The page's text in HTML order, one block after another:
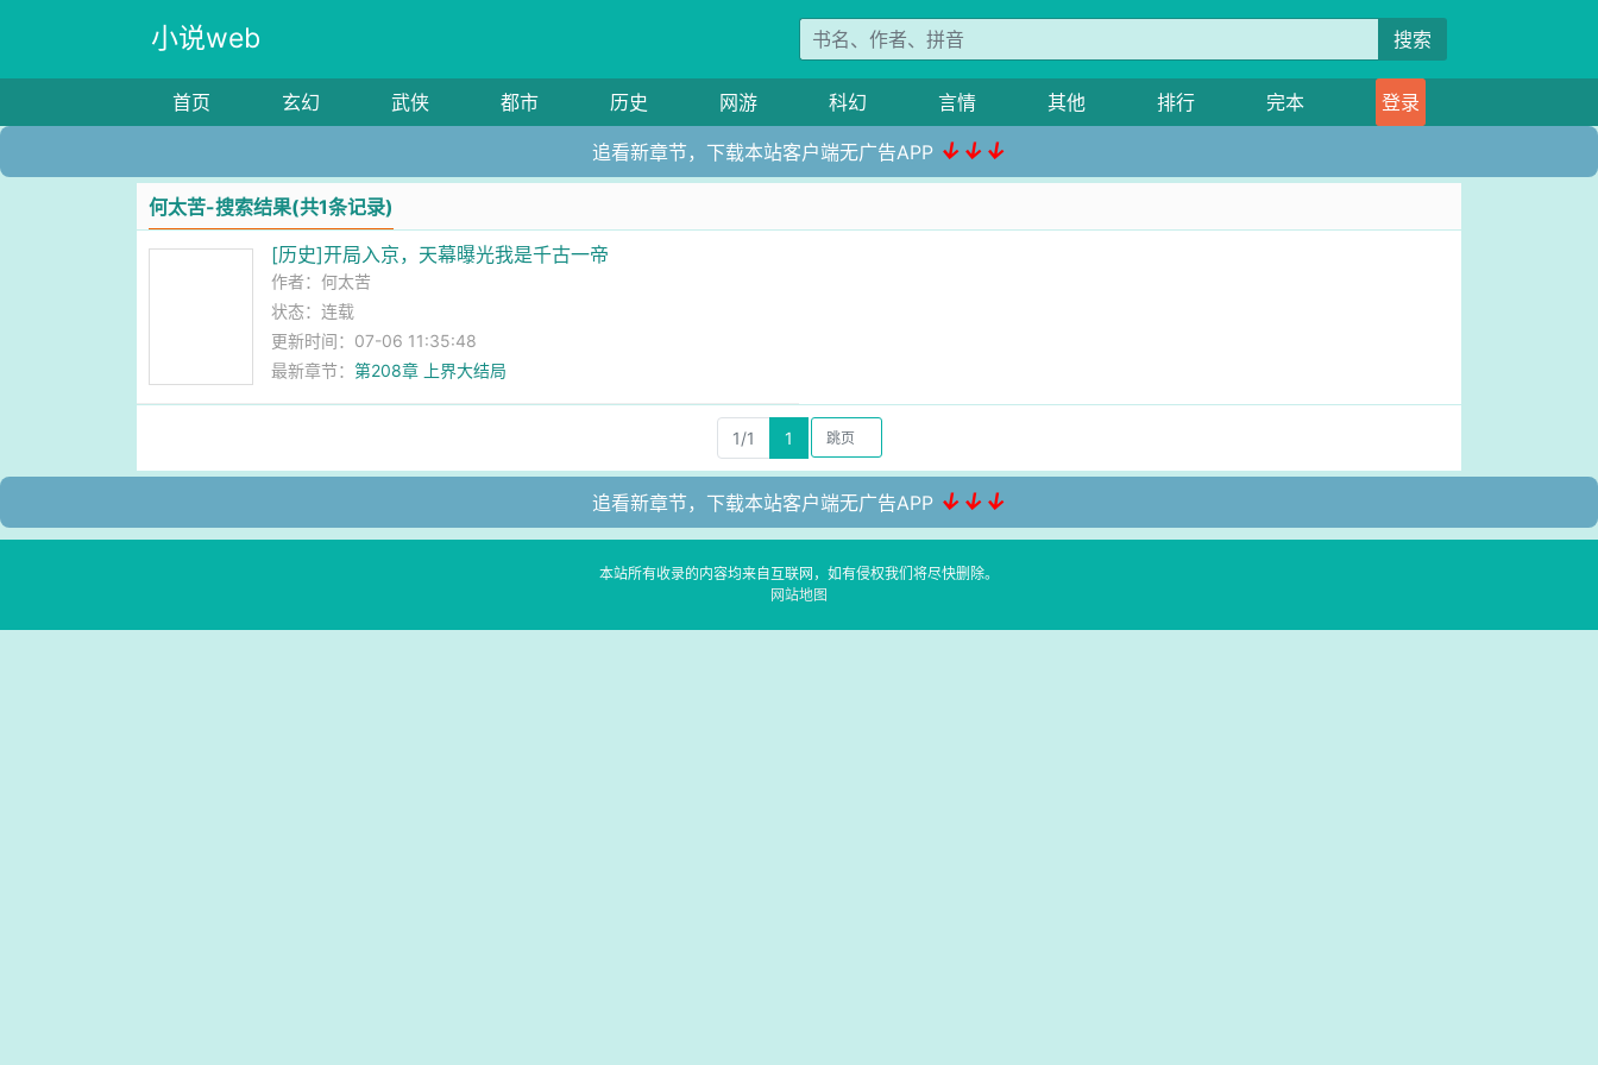
小说web 搜索
首页 玄幻 武侠 都市 历史 网游 科幻 言情 其他 排行 完本 登录
追看新章节，下载本站客户端无广告APP ↓↓↓
何太苦-搜索结果(共1条记录)
[历史]开局入京，天幕曝光我是千古一帝
作者：何太苦
状态：连载
更新时间：07-06 11:35:48
最新章节：第208章 上界大结局
1/1 1
追看新章节，下载本站客户端无广告APP ↓↓↓
本站所有收录的内容均来自互联网，如有侵权我们将尽快删除。
网站地图